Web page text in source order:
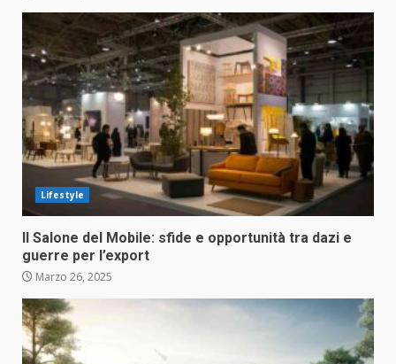
Lifestyle
Il Salone del Mobile: sfide e opportunità tra dazi e
guerre per l’export
Marzo 26, 2025